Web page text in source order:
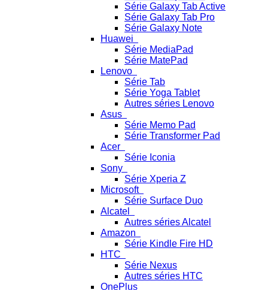
Série Galaxy Tab Active
Série Galaxy Tab Pro
Série Galaxy Note
Huawei
Série MediaPad
Série MatePad
Lenovo
Série Tab
Série Yoga Tablet
Autres séries Lenovo
Asus
Série Memo Pad
Série Transformer Pad
Acer
Série Iconia
Sony
Série Xperia Z
Microsoft
Série Surface Duo
Alcatel
Autres séries Alcatel
Amazon
Série Kindle Fire HD
HTC
Série Nexus
Autres séries HTC
OnePlus